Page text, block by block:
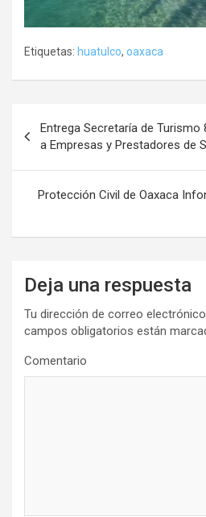
Etiquetas: huatulco, oaxaca
de
entradas
Entrega Secretaría de Turismo
a Empresas y Prestadores de
Protección Civil de Oaxaca
Deja una respuesta
Tu dirección de correo
campos obligatorios están
Comentario